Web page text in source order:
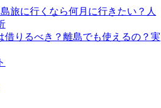
旅に行くなら何月に行きたい？人
借りるべき？離島でも使えるの？実